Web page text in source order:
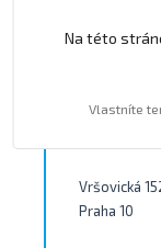
Grand
Vršovická
Praha 10
Na této
Vlastníte